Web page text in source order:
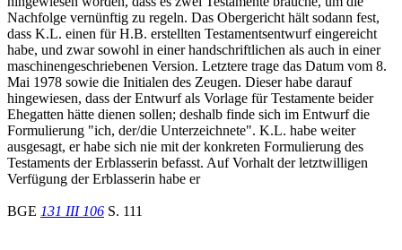
Nachfolge vernünftig zu regeln. Das Obergericht hält sodann fest,
dass K.L. einen für H.B. erstellten Testamentsentwurf eingereicht
habe, und zwar sowohl in einer handschriftlichen als auch in einer
maschinengeschriebenen Version. Letztere trage das Datum vom 8.
Mai 1978 sowie die Initialen des Zeugen. Dieser habe darauf
hingewiesen, dass der Entwurf als Vorlage für Testamente beider
Ehegatten hätte dienen sollen; deshalb finde sich im Entwurf die
Formulierung "ich, der/die Unterzeichnete". K.L. habe weiter
ausgesagt, er habe sich nie mit der konkreten Formulierung des
Testaments der Erblasserin befasst. Auf Vorhalt der letztwilligen
Verfügung der Erblasserin habe er
BGE 131 III 106 S. 111